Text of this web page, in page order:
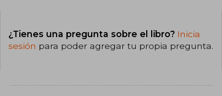
¿Tienes una pregunta sobre el libro? Inicia
sesión para poder agregar tu propia pregunta.